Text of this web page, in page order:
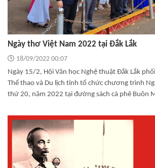
Ngày thơ Việt Nam 2022 tại Đắk Lắk
18/09/2022 00:07
Ngày 15/2, Hội Văn học Nghệ thuật Đắk Lắk
Thể thao và Du lịch tỉnh tổ chức chương trình
thứ 20, năm 2022 tại đường sách cà phê Buôn